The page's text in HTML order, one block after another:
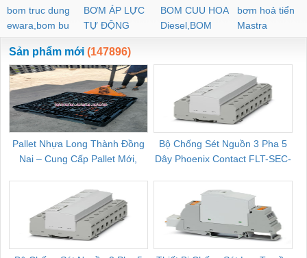
bom truc dung
ewara,bom bu
ewara
BƠM ÁP LỰC
TỰ ĐỘNG
BOM CUU HOA
Diesel,BOM
CHUA CHAY
bơm hoả tiển
Mastra
Sản phẩm mới (147896)
Pallet Nhựa Long Thành Đồng
Nai – Cung Cấp Pallet Mới,
Bộ Chống Sét Nguồn 3 Pha 5
Dây Phoenix Contact FLT-SEC-